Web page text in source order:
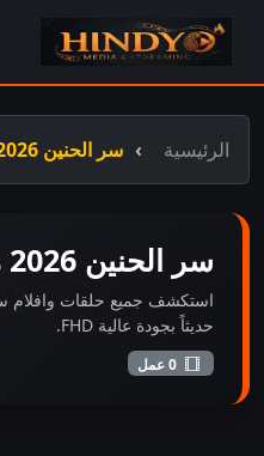
الرئيسية سر الحنين 2026 مدبلج
سر الحنين 2026 مدبلج
حديثاً بجودة عالية FHD.